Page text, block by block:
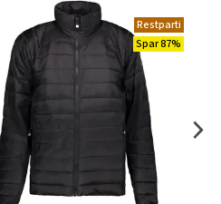
Restparti
Spar 87%